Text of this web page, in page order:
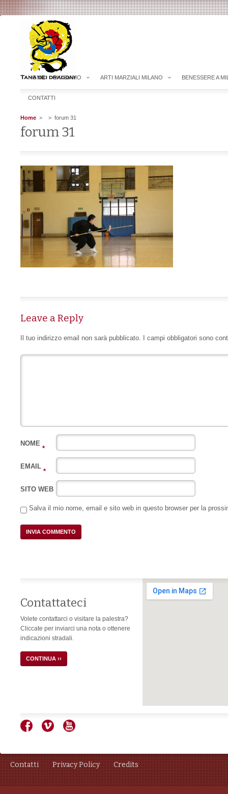
HOME CHI SIAMO ARTI MARZIALI MILANO BENESSERE A
CONTATTI
Home > > forum 31
forum 31
Leave a Reply
Il tuo indirizzo email non sarà pubblicato. I campi obbligatori sono
NOME
*
EMAIL
*
SITO WEB
Salva il mio nome, email e sito web in questo browser per la
Contattateci
Volete contattarci o visitare la palestra?
Cliccate per inviarci una nota o ottenere
indicazioni stradali.
CONTINUA ››
Contatti Privacy Policy Credits